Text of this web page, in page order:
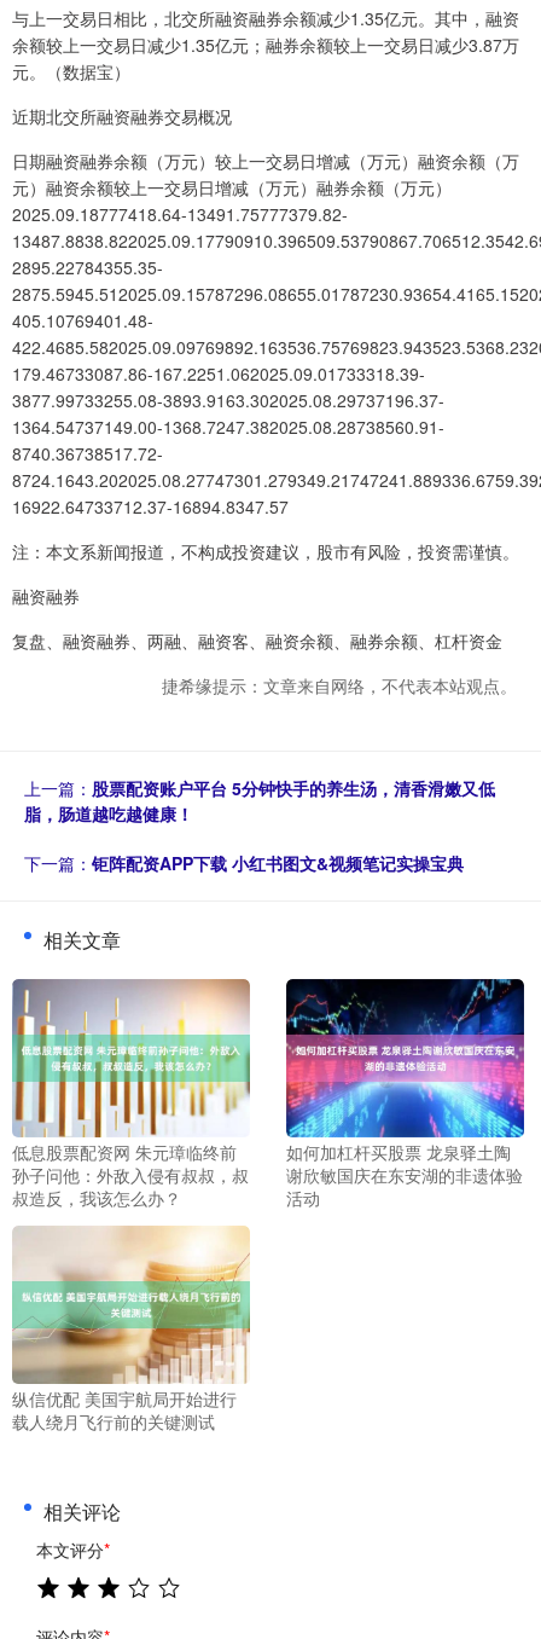
与上一交易日相比，北交所融资融券余额减少1.35亿元。其中，融资
余额较上一交易日减少1.35亿元；融券余额较上一交易日减少3.87万
元。（数据宝）
近期北交所融资融券交易概况
日期融资融券余额（万元）较上一交易日增减（万元）融资余额（万
元）融资余额较上一交易日增减（万元）融券余额（万元）
2025.09.18777418.64-13491.75777379.82-
2895.22784355.35-
405.10769401.48-
179.46733087.86-167.2251.062025.09.01733318.39-
3877.99733255.08-3893.9163.302025.08.29737196.37-
1364.54737149.00-1368.7247.382025.08.28738560.91-
8740.36738517.72-
16922.64733712.37-16894.8347.57
注：本文系新闻报道，不构成投资建议，股市有风险，投资需谨慎。
融资融券
复盘、融资融券、两融、融资客、融资余额、融券余额、杠杆资金
捷希缘提示：文章来自网络，不代表本站观点。
上一篇： 股票配资账户平台 5分钟快手的养生汤，清香滑嫩又低
脂，肠道越吃越健康！
下一篇： 钜阵配资APP下载 小红书图文&视频笔记实操宝典
相关文章
低息股票配资网 朱元璋临终前
孙子问他：外敌入侵有叔叔，叔
叔造反，我该怎么办？
如何加杠杆买股票 龙泉驿土陶
谢欣敏国庆在东安湖的非遗体验
活动
纵信优配 美国宇航局开始进行
载人绕月飞行前的关键测试
相关评论
本文评分*